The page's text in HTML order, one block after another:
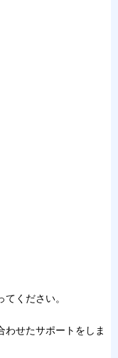
ください。
わせたサポートをしま